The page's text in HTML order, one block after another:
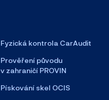
Fyzická kontrola CarAudit
Prověření původu
v zahraničí PROVIN
Pískování skel OCIS